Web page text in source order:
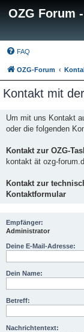
OZG Forum
FAQ
OZG-Forum
Kontakt mit
Um mit uns Kontakt
oder die folgenden
Kontakt zur OZG-
kontakt ät ozg-
Kontakt zur
Kontaktformular
Empfänger:
Administrator
Deine E-Mail-Adresse:
Dein Name:
Betreff:
Nachrichtentext: